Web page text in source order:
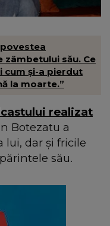
său. Ce
cum și-a pierdut
la moarte.”
realizat
Botezatu a
lui, dar și fricile
său.